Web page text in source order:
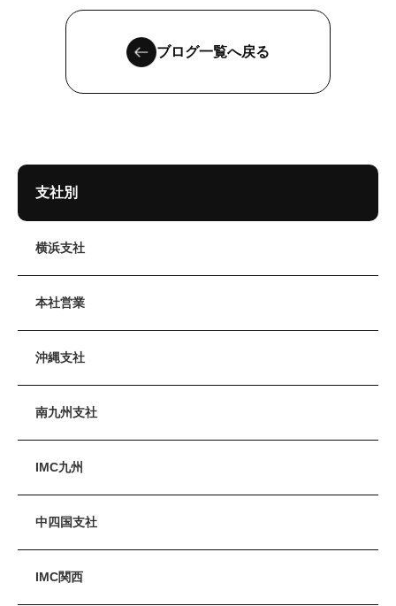
ブログ一覧へ戻る
支社別
横浜支社
本社営業
沖縄支社
南九州支社
IMC九州
中四国支社
IMC関西